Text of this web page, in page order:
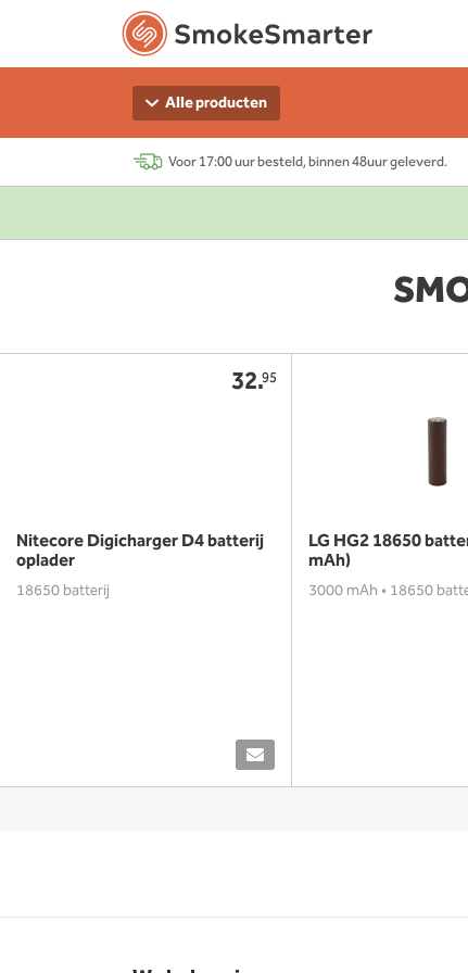
Alle producten
Voor 17:00 uur besteld, binnen 48uur geleverd.
32.95
Nitecore Digicharger D4 batterij
oplader
18650 batterij
LG HG2 18650
mAh)
3000 mAh • 18650